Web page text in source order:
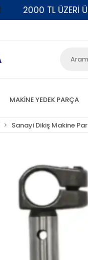
2000 TL ÜZERİ
MAKİNE YEDEK PARÇA
Sanayi Dikiş Makine